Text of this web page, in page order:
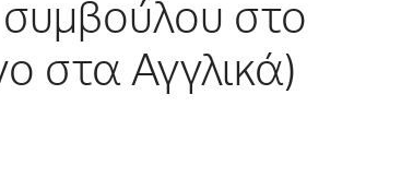
στο
στα Αγγλικά)